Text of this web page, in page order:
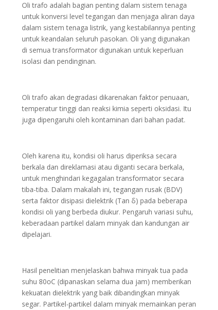
Oli trafo adalah bagian penting dalam sistem tenaga
untuk konversi level tegangan dan menjaga aliran daya
dalam sistem tenaga listrik, yang kestabilannya penting
untuk keandalan seluruh pasokan. Oli yang digunakan
di semua transformator digunakan untuk keperluan
isolasi dan pendinginan.
Oli trafo akan degradasi dikarenakan faktor penuaan,
temperatur tinggi dan reaksi kimia seperti oksidasi. Itu
juga dipengaruhi oleh kontaminan dari bahan padat.
Oleh karena itu, kondisi oli harus diperiksa secara
berkala dan direklamasi atau diganti secara berkala,
untuk menghindari kegagalan transformator secara
tiba-tiba. Dalam makalah ini, tegangan rusak (BDV)
serta faktor disipasi dielektrik (Tan δ) pada beberapa
kondisi oli yang berbeda diukur. Pengaruh variasi suhu,
keberadaan partikel dalam minyak dan kandungan air
dipelajari.
Hasil penelitian menjelaskan bahwa minyak tua pada
suhu 80oC (dipanaskan selama dua jam) memberikan
kekuatan dielektrik yang baik dibandingkan minyak
segar. Partikel-partikel dalam minyak memainkan peran